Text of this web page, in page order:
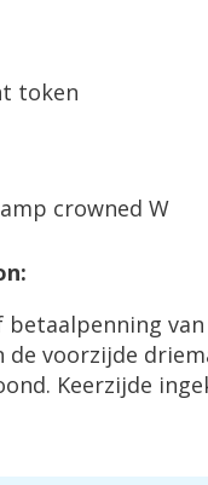
token
crowned W
:
betaalpenning van
de voorzijde
. Keerzijde